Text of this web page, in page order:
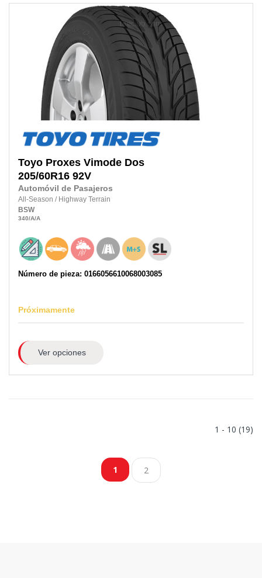
Toyo Proxes Vimode Dos
205/60R16 92V
Automóvil de Pasajeros
All-Season / Highway Terrain
BSW
340/A/A
Número de pieza: 0166056610068003085
Próximamente
Ver opciones
1 - 10 (19)
1 2